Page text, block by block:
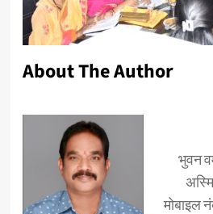
About The Author
भुवन
मोबाइल